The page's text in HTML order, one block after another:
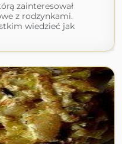
zainteresował
z rodzynkami.
wiedzieć jak